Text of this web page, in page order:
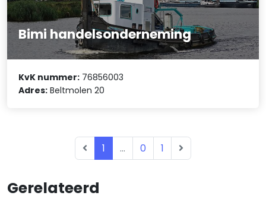
Gerelateerd
Bimi handelsonderneming
KvK nummer: 76856003
Adres: Beltmolen 20
1 ... 0 1